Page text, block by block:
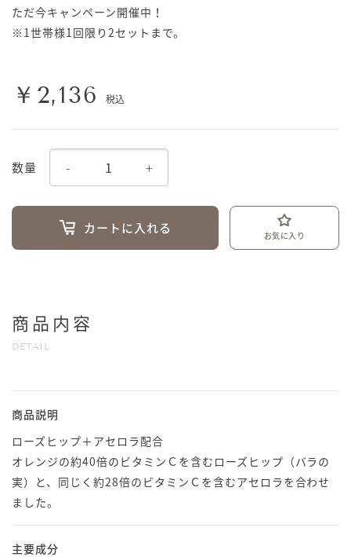
ただ今キャンペーン開催中！
※1世帯様1回限り2セットまで。
￥2,136 税込
数量 - +
カートに入れる お気に入り
商品内容
DETAIL
商品説明
ローズヒップ＋アセロラ配合
オレンジの約40倍のビタミンＣを含むローズヒップ（バラの
実）と、同じく約28倍のビタミンＣを含むアセロラを合わせ
ました。
主要成分